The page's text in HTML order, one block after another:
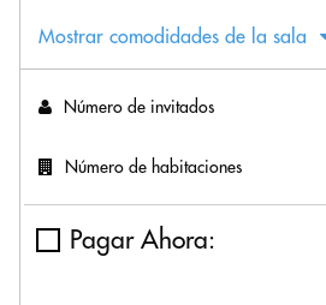
Mostrar comodidades de la sala
Número de invitados
Número de habitaciones
Pagar Ahora: